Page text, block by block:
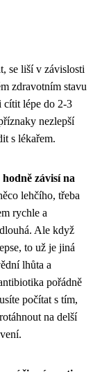
se liší v závislosti
zdravotním stavu
cítit lépe do 2-3
nezlepší
s lékařem.
závisí na
lehčího, třeba
rychle a
Ale když
to už je jiná
lhůta a
pořádně
počítat s tím,
na delší